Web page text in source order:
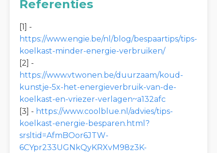
Referenties
[1] -
https://www.engie.be/nl/blog/bespaartips/tips-
koelkast-minder-energie-verbruiken/
[2] -
https://www.vtwonen.be/duurzaam/koud-
kunstje-5x-het-energieverbruik-van-de-
koelkast-en-vriezer-verlagen~a132afc
[3] - https://www.coolblue.nl/advies/tips-
koelkast-energie-besparen.html?
srsltid=AfmBOor6JTW-
6CYpr233UGNkQyKRXvM98z3K-